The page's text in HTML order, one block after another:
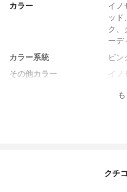
カラー
イノ
ッド
ク、
ーデ
カラー系統
ピン
その他カラー
イノ
ク
日本
クチ